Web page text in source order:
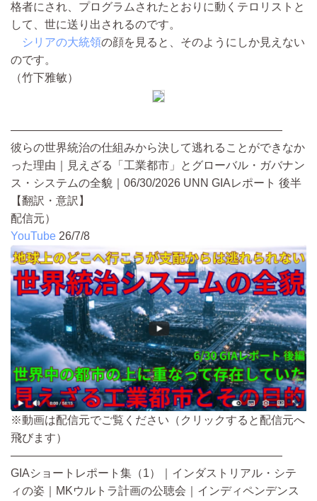
格者にされ、プログラムされたとおりに動くテロリストと
して、世に送り出されるのです。
シリアの大統領の顔を見ると、そのようにしか見えない
のです。
（竹下雅敏）
————————————————————————
彼らの世界統治の仕組みから決して逃れることができなか
った理由｜見えざる「工業都市」とグローバル・ガバナン
ス・システムの全貌｜06/30/2026 UNN GIAレポート 後半
【翻訳・意訳】
配信元）
YouTube 26/7/8
※動画は配信元でご覧ください（クリックすると配信元へ
飛びます）
————————————————————————
GIAショートレポート集（1）｜インダストリアル・シテ
ィの姿｜MKウルトラ計画の公聴会｜インディペンデンス